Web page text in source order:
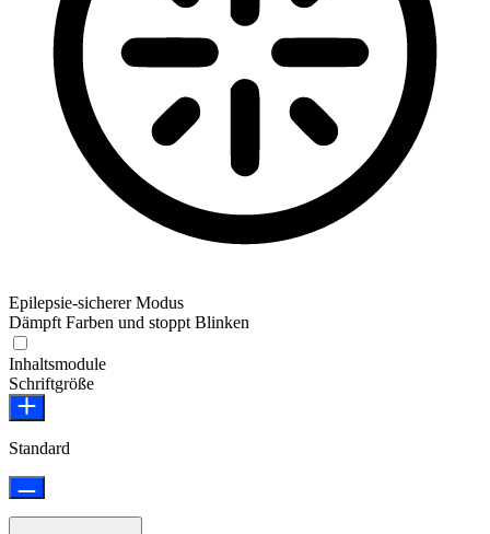
Epilepsie-sicherer Modus
Dämpft Farben und stoppt Blinken
Inhaltsmodule
Schriftgröße
Standard